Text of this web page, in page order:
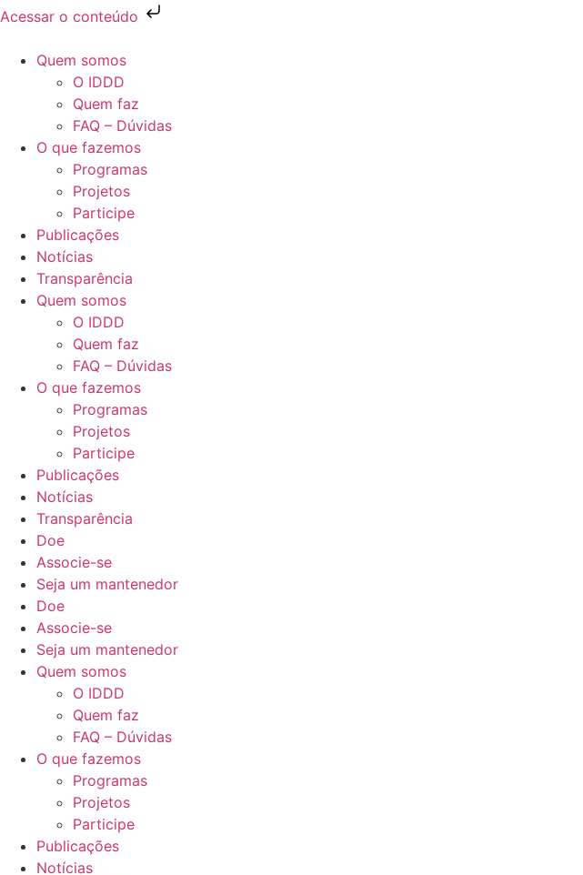
Acessar o conteúdo
Quem somos
O IDDD
Quem faz
FAQ – Dúvidas
O que fazemos
Programas
Projetos
Participe
Publicações
Notícias
Transparência
Quem somos
O IDDD
Quem faz
FAQ – Dúvidas
O que fazemos
Programas
Projetos
Participe
Publicações
Notícias
Transparência
Doe
Associe-se
Seja um mantenedor
Doe
Associe-se
Seja um mantenedor
Quem somos
O IDDD
Quem faz
FAQ – Dúvidas
O que fazemos
Programas
Projetos
Participe
Publicações
Notícias